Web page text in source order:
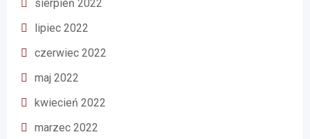
sierpień 2022
lipiec 2022
czerwiec 2022
maj 2022
kwiecień 2022
marzec 2022